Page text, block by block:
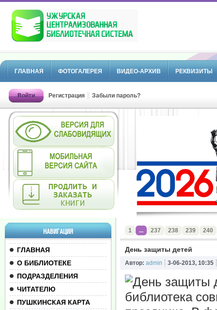
ГЛАВНАЯ ФОТОГАЛЕРЕЯ ВИДЕО-АРХИВ РЕКВИЗИТЫ
Войти Регистрация Забыли пароль?
НАВИГАЦИЯ
ГЛАВНАЯ
О БИБЛИОТЕКЕ
ПОДРАЗДЕЛЕНИЯ
ЧИТАТЕЛЮ
ПУШКИНСКАЯ КАРТА
1 ... 237 238 239 240
День защиты детей
Автор: admin 3-06-2013, 10:35
библиотека